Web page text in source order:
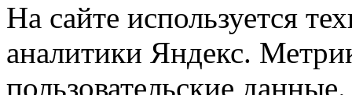
На сайте используется
аналитики Яндекс.
пользовательские